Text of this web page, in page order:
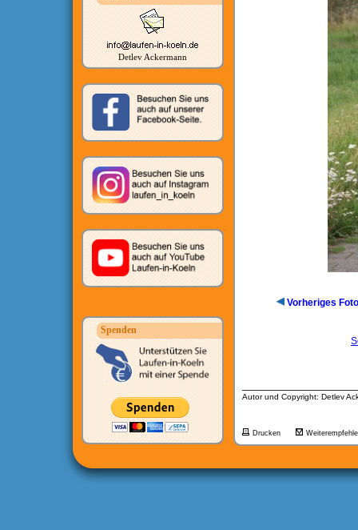
Detlev Ackermann
Spenden
Vorheriges Foto
Autor und Copyright: Detlev
Drucken